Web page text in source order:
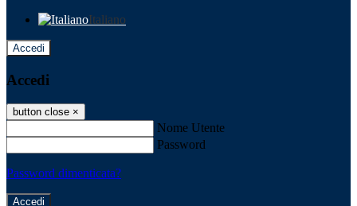
Italiano
Accedi
Accedi
button close ×
Nome Utente
Password
Password dimenticata?